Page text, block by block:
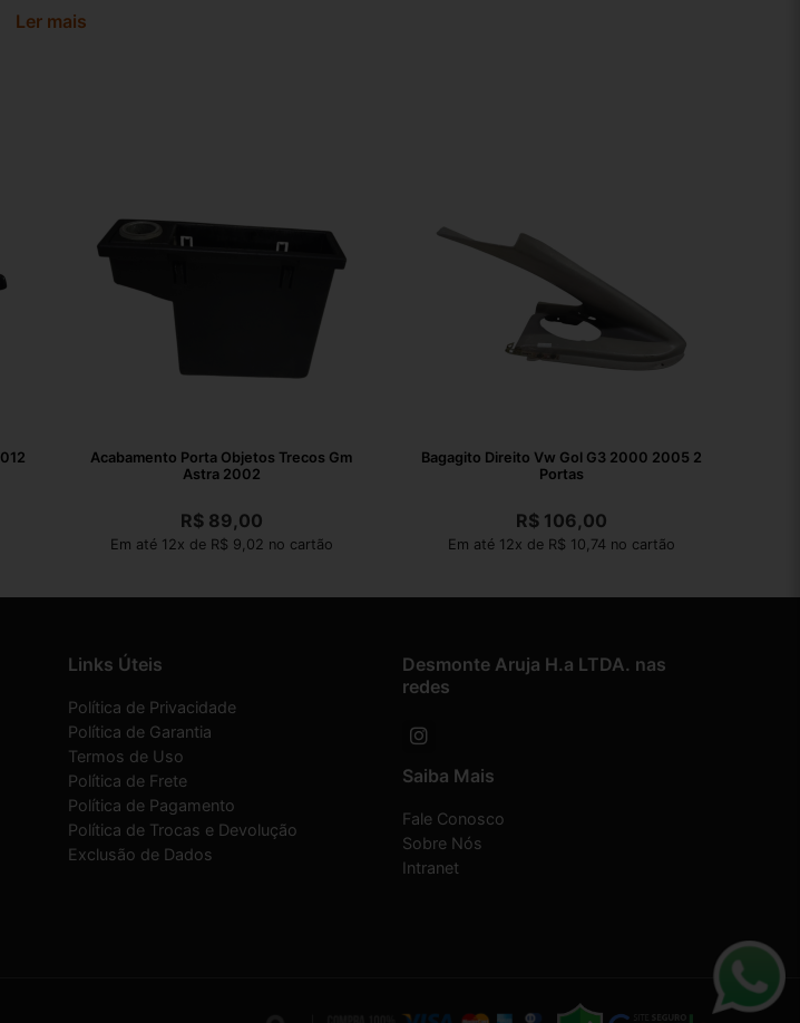
Ler mais
Acabamento Porta Objetos Trecos Gm
Astra 2002
R$89,00
Em até 12x de R$ 9,02 no cartão
Bagagito Direito Vw Gol G3 2000 2005 2
Portas
R$106,00
Em até 12x de R$ 10,74 no cartão
Links Úteis
Política de Privacidade
Política de Garantia
Termos de Uso
Política de Frete
Política de Pagamento
Política de Trocas e Devolução
Exclusão de Dados
Desmonte Aruja H.a LTDA. nas
redes
Saiba Mais
Fale Conosco
Sobre Nós
Intranet